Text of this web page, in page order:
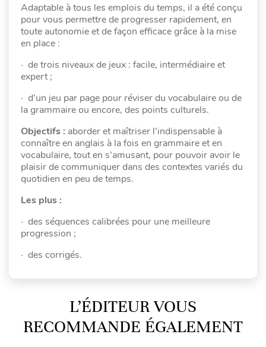
Adaptable à tous les emplois du temps, il a été conçu
pour vous permettre de progresser rapidement, en
toute autonomie et de façon efficace grâce à la mise
en place :
· de trois niveaux de jeux : facile, intermédiaire et
expert ;
· d’un jeu par page pour réviser du vocabulaire ou de
la grammaire ou encore, des points culturels.
Objectifs : aborder et maîtriser l’indispensable à
connaître en anglais à la fois en grammaire et en
vocabulaire, tout en s’amusant, pour pouvoir avoir le
plaisir de communiquer dans des contextes variés du
quotidien en peu de temps.
Les plus :
· des séquences calibrées pour une meilleure
progression ;
· des corrigés.
L’ÉDITEUR VOUS
RECOMMANDE ÉGALEMENT